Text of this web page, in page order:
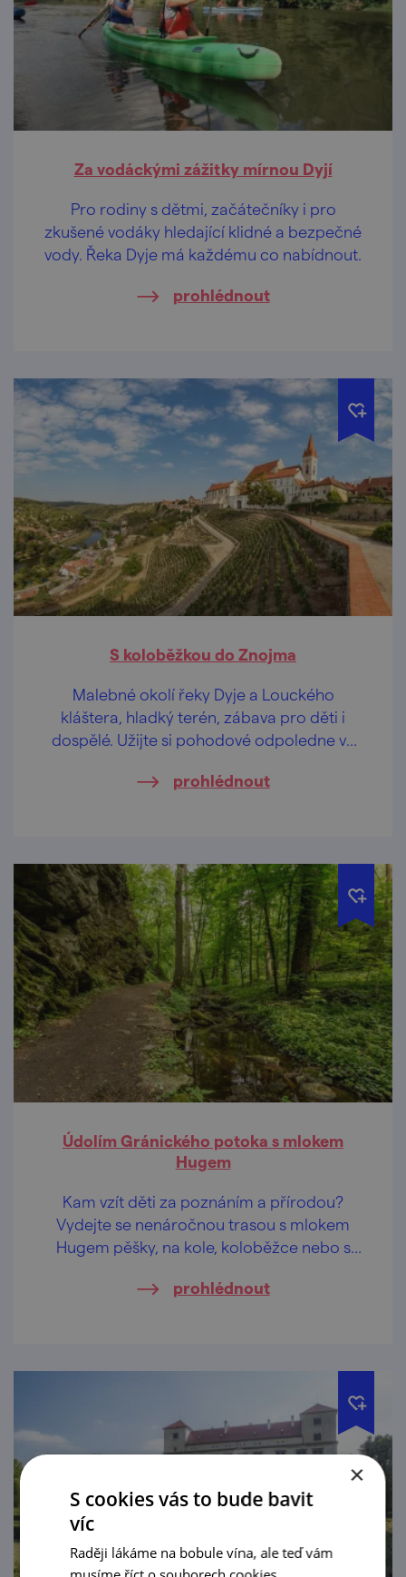
Za vodáckými zážitky mírnou Dyjí
Pro rodiny s dětmi, začátečníky i pro
zkušené vodáky hledající klidné a bezpečné
vody. Řeka Dyje má každému co nabídnout.
prohlédnout
S koloběžkou do Znojma
Malebné okolí řeky Dyje a Louckého
kláštera, hladký terén, zábava pro děti i
dospělé. Užijte si pohodové odpoledne ve
prohlédnout
Údolím Gránického potoka s mlokem
Hugem
Kam vzít děti za poznáním a přírodou?
Vydejte se nenáročnou trasou s mlokem
Hugem pěšky, na kole, koloběžce nebo s
prohlédnout
×
S cookies vás to bude bavit
víc
Raději lákáme na bobule vína, ale teď vám